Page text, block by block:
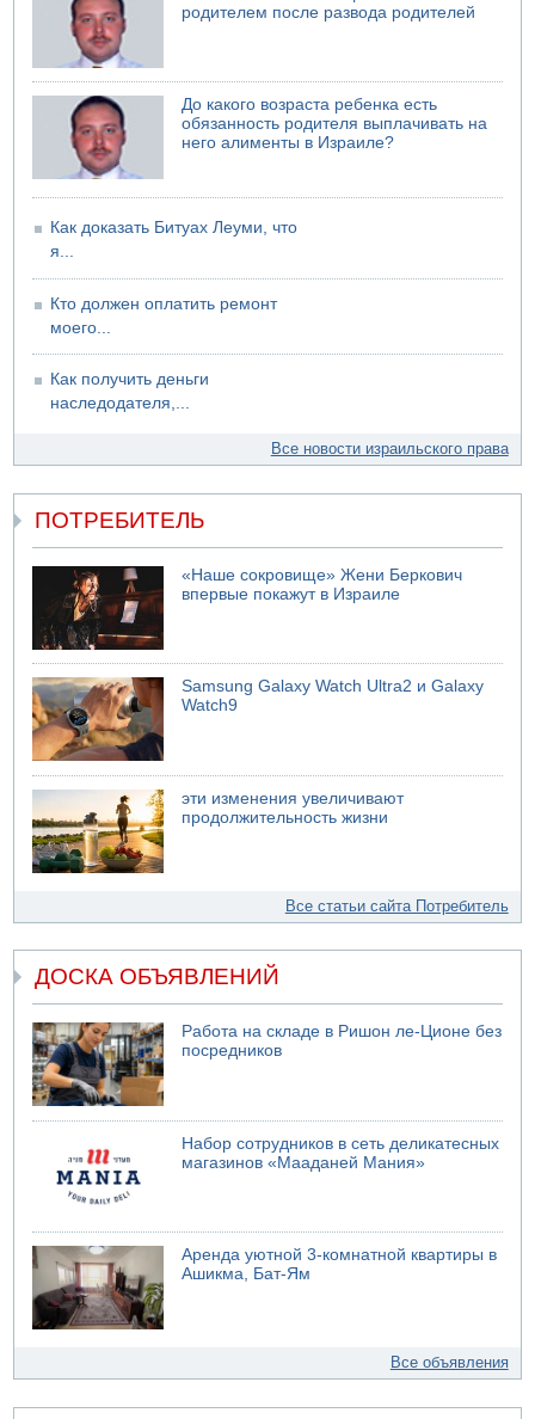
06.08.2026 08:11
Украинская атака на российский НПЗ
05.08.2026 18:30
Израиль провел испытания системы противоракетной
обороны "Хец"
05.08.2026 18:28
МАДА призывает израильтян срочно сдавать кровь
родителем после развода родителей
До какого возраста ребенка есть
обязанность родителя выплачивать на
него алименты в Израиле?
Как доказать Битуах Леуми, что
я...
Кто должен оплатить ремонт
моего...
Как получить деньги
наследодателя,...
Все новости израильского права
ПОТРЕБИТЕЛЬ
«Наше сокровище» Жени Беркович
впервые покажут в Израиле
Samsung Galaxy Watch Ultra2 и Galaxy
Watch9
эти изменения увеличивают
продолжительность жизни
Все статьи сайта Потребитель
ДОСКА ОБЪЯВЛЕНИЙ
Работа на складе в Ришон ле-Ционе без
посредников
Набор сотрудников в сеть деликатесных
магазинов «Мааданей Мания»
Аренда уютной 3-комнатной квартиры в
Ашикма, Бат-Ям
Все объявления